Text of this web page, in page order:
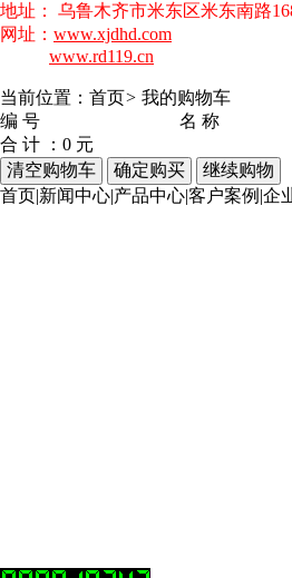
地址： 乌鲁木齐市米东区米东南路
网址： www.xjdhd.com
www.rd119.cn
当前位置： 首页> 我的购物车
编 号
名 称
合 计 ： 0 元
首页|新闻中心|产品中心|客户案例 |企